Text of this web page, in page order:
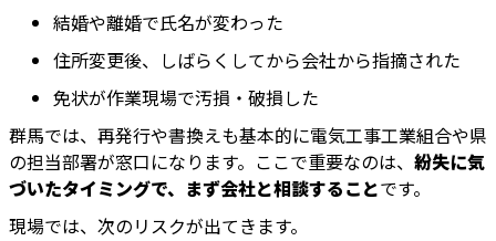
結婚や離婚で氏名が変わった
住所変更後、しばらくしてから会社から指摘された
免状が作業現場で汚損・破損した
群馬では、再発行や書換えも基本的に電気工事工業組合や県
の担当部署が窓口になります。ここで重要なのは、 紛失に気
づいたタイミングで、まず会社と相談することです。
現場では、次のリスクが出てきます。